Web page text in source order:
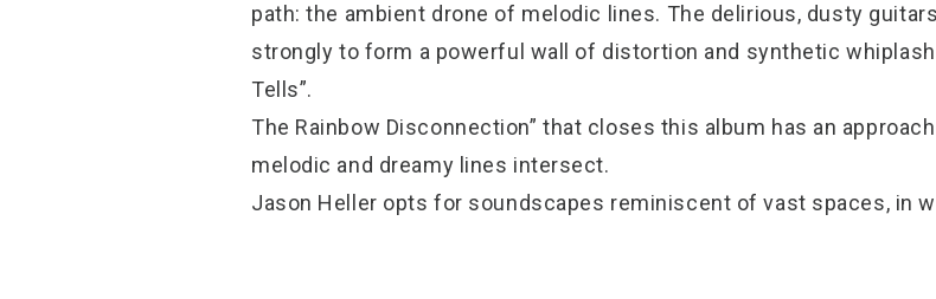
path: the ambient drone of melodic lines. The delirious, dusty guitars
strongly to form a powerful wall of distortion and synthetic
Tells”.
The Rainbow Disconnection” that closes this album has an
melodic and dreamy lines intersect.
Jason Heller opts for soundscapes reminiscent of vast spaces, in